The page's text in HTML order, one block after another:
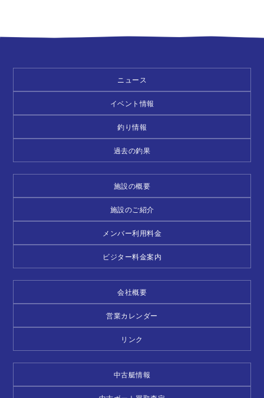
ニュース
イベント情報
釣り情報
過去の釣果
施設の概要
施設のご紹介
メンバー利用料金
ビジター料金案内
会社概要
営業カレンダー
リンク
中古艇情報